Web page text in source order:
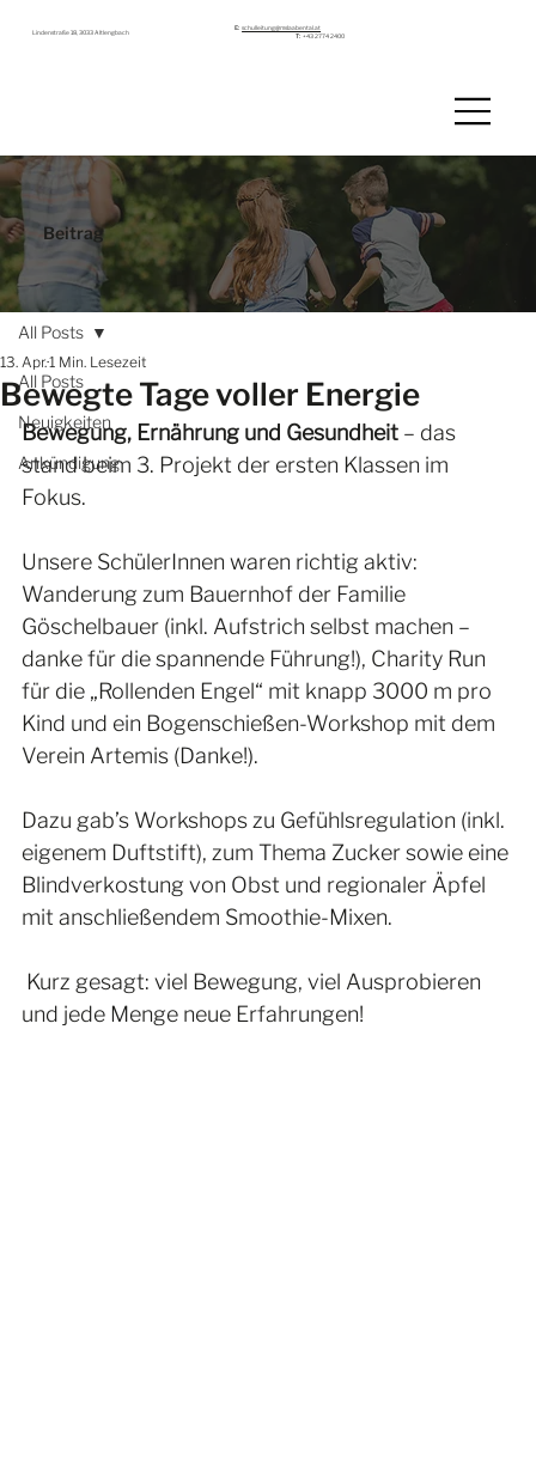
Lindenstraße 18, 3033 Altlengbach
E: schulleitung@mslaabental.at
T: +43 2774 2400
Beitrag
All Posts
Neuigkeiten
Ankündigung
All Posts
Bewegte Tage voller Energie
13. Apr.1 Min. Lesezeit
Bewegung, Ernährung und Gesundheit – das
stand beim 3. Projekt der ersten Klassen im
Fokus.
Unsere SchülerInnen waren richtig aktiv:
Wanderung zum Bauernhof der Familie
Göschelbauer (inkl. Aufstrich selbst machen –
danke für die spannende Führung!), Charity Run
für die „Rollenden Engel“ mit knapp 3000 m pro
Kind und ein Bogenschießen-Workshop mit dem
Verein Artemis (Danke!).
Dazu gab’s Workshops zu Gefühlsregulation (inkl.
eigenem Duftstift), zum Thema Zucker sowie eine
Blindverkostung von Obst und regionaler Äpfel
mit anschließendem Smoothie-Mixen.
und jede Menge neue Erfahrungen!